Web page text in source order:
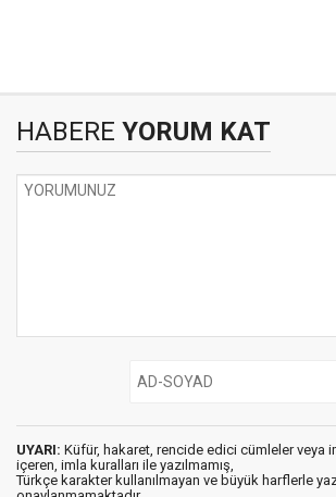
HABERE YORUM KAT
UYARI: Küfür, hakaret, rencide edici cümleler veya
içeren, imla kuralları ile yazılmamış,
Türkçe karakter kullanılmayan ve büyük harflerle